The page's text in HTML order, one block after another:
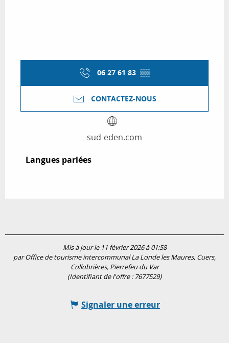
06 27 61 83 ▒▒
CONTACTEZ-NOUS
sud-eden.com
Langues parlées
Langues parlées
Mis à jour le 11 février 2026 à 01:58
par Office de tourisme intercommunal La Londe les Maures, Cuers,
Collobrières, Pierrefeu du Var
(Identifiant de l'offre : 7677529)
Signaler une erreur